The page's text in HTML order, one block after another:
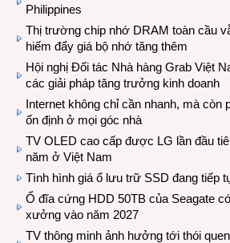
Philippines
Thị trường chip nhớ DRAM toàn cầu
hiếm đẩy giá bộ nhớ tăng thêm
Hội nghị Đối tác Nhà hàng Grab Việt
các giải pháp tăng trưởng kinh doanh
Internet không chỉ cần nhanh, mà còn
ổn định ở mọi góc nhà
TV OLED cao cấp được LG lần đầu
năm ở Việt Nam
Tình hình giá ổ lưu trữ SSD đang tiếp
Ổ đĩa cứng HDD 50TB của Seagate
xưởng vào năm 2027
TV thông minh ảnh hưởng tới thói